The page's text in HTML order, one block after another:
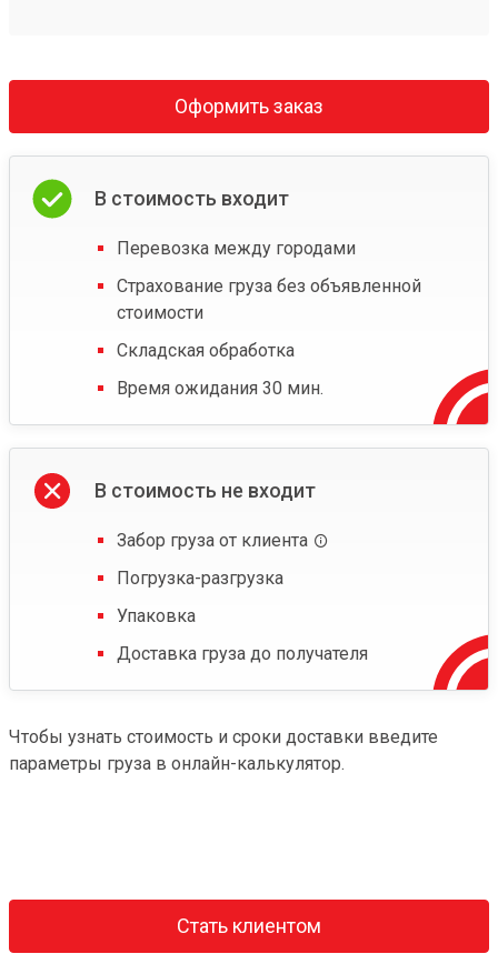
Оформить заказ
В стоимость входит
Перевозка между городами
Страхование груза без объявленной
стоимости
Складская обработка
Время ожидания 30 мин.
В стоимость не входит
Забор груза от клиента
Погрузка-разгрузка
Упаковка
Доставка груза до получателя
Чтобы узнать стоимость и сроки доставки введите
параметры груза в онлайн-калькулятор.
Стать клиентом